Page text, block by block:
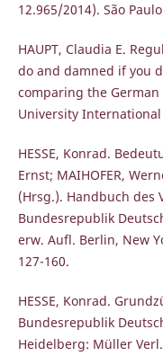
12.965/2014). São
HAUPT, Claudia E.
do and damned if you
comparing the German
University International
HESSE, Konrad.
Ernst; MAIHOFER,
(Hrsg.). Handbuch des
Bundesrepublik
erw. Aufl. Berlin, New
127-160.
HESSE, Konrad.
Bundesrepublik
Heidelberg: Müller